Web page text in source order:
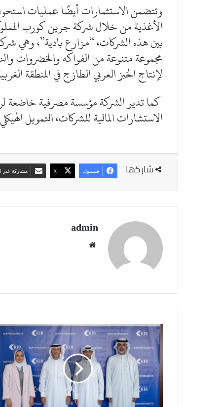
وتتضمن الاستثمارات أيضًا عمليات
الأغذية من خلال شركة جرين كورب
بين هذه الشركات، “مزارع بادية”، وهي
مجموعة متنوعة من الفواكه والخضروات
لإنتاج الخبز العربي الطازج في المنطقة
كما تدير الشركة مؤسسة مصرفية خاضعة
الاستشارات المالية للشركات، التمويل
شاركها فيسبوك ‫X مشاركة عبر
admin
KIB
يجدّد
شراكته
الاستراتيجية
مع
سافكس